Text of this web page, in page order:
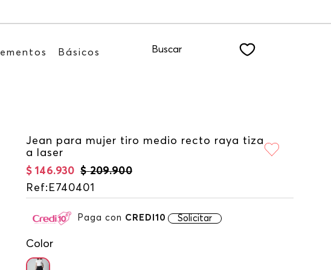
a nuestro NEWSLETTER
Básicos Buscar
Jean para mujer tiro medio recto raya tiza
a laser
$ 209.900
$ 146.930
Ref: E740401
Paga con CREDI10 Solicitar
Color